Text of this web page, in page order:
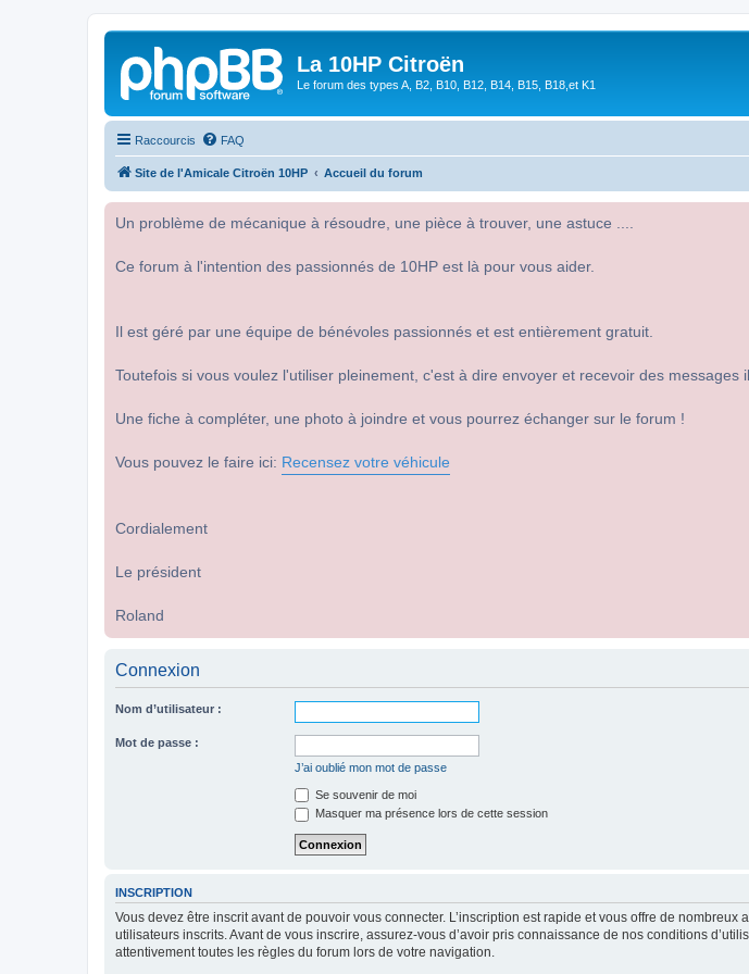
La 10HP Citroën
Le forum des types A, B2, B10, B12, B14, B15, B18,et K1
Raccourcis FAQ
Site de l'Amicale Citroën 10HP Accueil du forum
Un problème de mécanique à résoudre, une pièce à trouver, une astuce ....
Ce forum à l'intention des passionnés de 10HP est là pour vous aider.
Il est géré par une équipe de bénévoles passionnés et est entièrement gratuit.
Toutefois si vous voulez l'utiliser pleinement, c'est à dire envoyer et recevoir des messages
Une fiche à compléter, une photo à joindre et vous pourrez échanger sur le forum !
Vous pouvez le faire ici: Recensez votre véhicule
Cordialement
Le président
Roland
Connexion
Nom d’utilisateur :
Mot de passe :
J’ai oublié mon mot de passe
Se souvenir de moi
Masquer ma présence lors de cette session
INSCRIPTION
Vous devez être inscrit avant de pouvoir vous connecter. L’inscription est rapide et vous offre de
utilisateurs inscrits. Avant de vous inscrire, assurez-vous d’avoir pris connaissance de nos conditions
attentivement toutes les règles du forum lors de votre navigation.